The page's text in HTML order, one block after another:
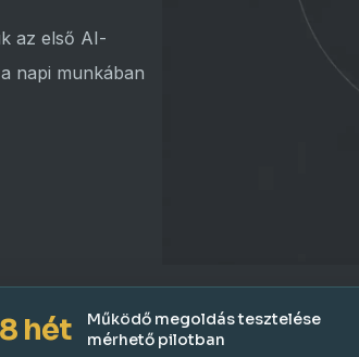
az első AI-
napi munkában
hét
Működő megoldás tesztelése
mérhető pilotban